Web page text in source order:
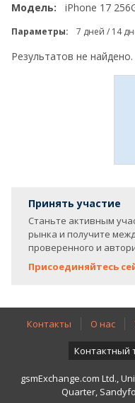
Модель: iPhone 17
Параметры:
7 дней / 14
Результатов не найдено.
Принять участие
Станьте активным
рынка и получите
проверенного и
Присоединяйтесь
Контакты О нас
Контактный
gsmExchange.com Ltd.,
Quarter,